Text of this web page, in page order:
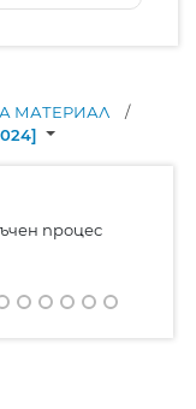
МАТЕРИАЛ
/
процес